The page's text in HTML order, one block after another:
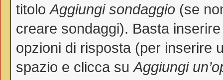
titoloAggiungi sondaggio (se
creare sondaggi). Basta
opzioni di risposta (per inserire
spazio e clicca suAggiungi